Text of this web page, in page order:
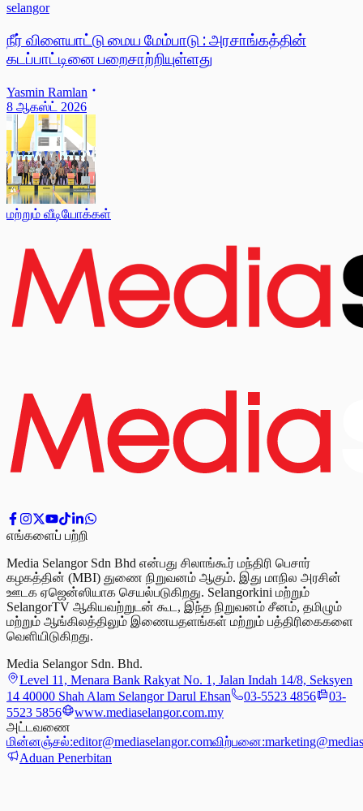
selangor
நீர் விளையாட்டு மைய மேம்பாடு : அரசாங்கத்தின்
கடப்பாட்டினை பறைசாற்றியுள்ளது
Yasmin Ramlan
8 ஆகஸ்ட் 2026
மற்றும் வீடியோக்கள்
எங்களைப் பற்றி
Media Selangor Sdn Bhd என்பது சிலாங்கூர் மந்திரி பெசார்
கழகத்தின் (MBI) துணை நிறுவனம் ஆகும். இது மாநில அரசின்
ஊடக ஏஜென்ஸியாக செயல்படுகிறது. Selangorkini மற்றும்
SelangorTV ஆகியவற்றுடன் கூட, இந்த நிறுவனம் சீனம், தமிழும்
மற்றும் ஆங்கிலத்திலும் இணையதளங்கள் மற்றும் பத்திரிகைகளை
வெளியிடுகிறது.
Media Selangor Sdn. Bhd.
Level 11, Menara Bank Rakyat No. 1, Jalan Indah 14/8, Seksyen
14 40000 Shah Alam Selangor Darul Ehsan
03-5523 4856
03-
5523 5856
www.mediaselangor.com.my
அட்டவணை
மின்னஞ்சல்:editor@mediaselangor.comவிற்பனை:
Aduan Penerbitan